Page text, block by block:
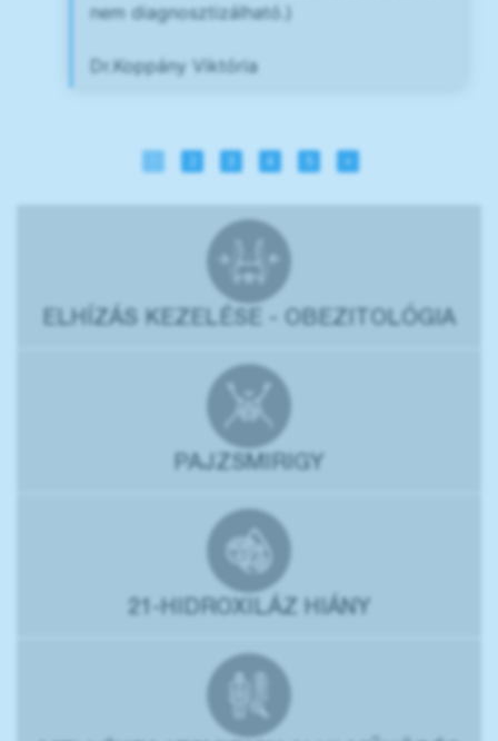
nem diagnosztizálható.)
Dr.Koppány Viktória
4 »
ELHÍZÁS KEZELÉSE - OBEZITOLÓGIA
PAJZSMIRIGY
21-HIDROXILÁZ HIÁNY